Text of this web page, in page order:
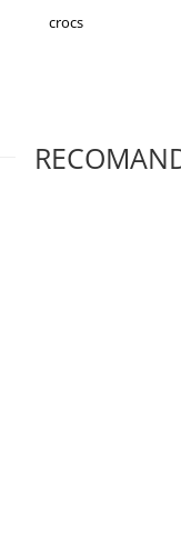
crocs